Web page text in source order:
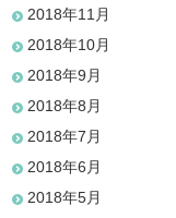
2018年11月
2018年10月
2018年9月
2018年8月
2018年7月
2018年6月
2018年5月